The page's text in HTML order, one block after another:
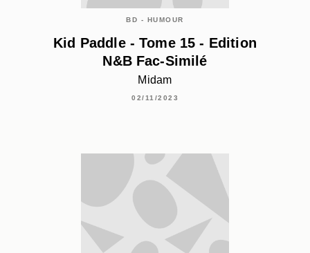
BD - HUMOUR
Kid Paddle - Tome 15 - Edition
N&B Fac-Similé
Midam
02/11/2023